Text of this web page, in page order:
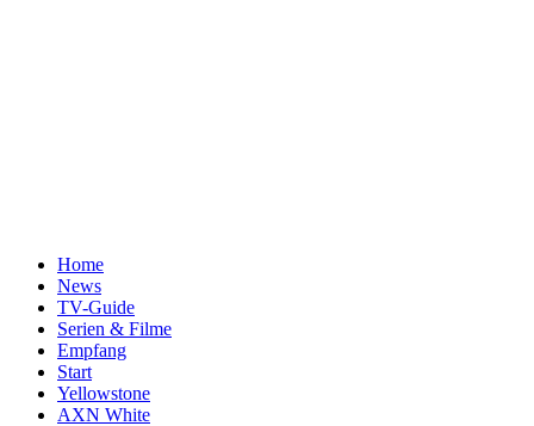
Home
News
TV-Guide
Serien & Filme
Empfang
Start
Yellowstone
AXN White